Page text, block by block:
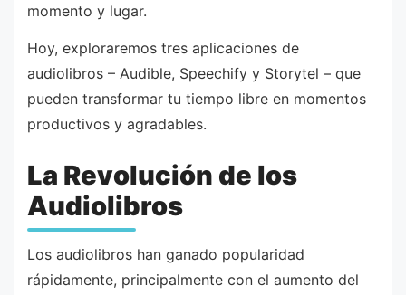
momento y lugar.
Hoy, exploraremos tres aplicaciones de
audiolibros – Audible, Speechify y Storytel – que
pueden transformar tu tiempo libre en momentos
productivos y agradables.
La Revolución de los
Audiolibros
Los audiolibros han ganado popularidad
rápidamente, principalmente con el aumento del